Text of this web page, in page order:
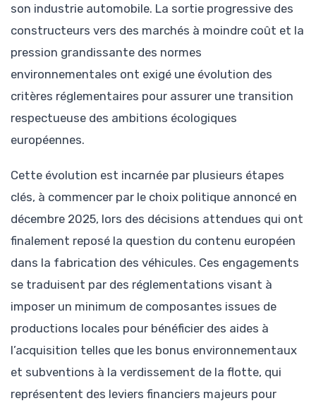
son industrie automobile. La sortie progressive des
constructeurs vers des marchés à moindre coût et la
pression grandissante des normes
environnementales ont exigé une évolution des
critères réglementaires pour assurer une transition
respectueuse des ambitions écologiques
européennes.
Cette évolution est incarnée par plusieurs étapes
clés, à commencer par le choix politique annoncé en
décembre 2025, lors des décisions attendues qui ont
finalement reposé la question du contenu européen
dans la fabrication des véhicules. Ces engagements
se traduisent par des réglementations visant à
imposer un minimum de composantes issues de
productions locales pour bénéficier des aides à
l’acquisition telles que les bonus environnementaux
et subventions à la verdissement de la flotte, qui
représentent des leviers financiers majeurs pour